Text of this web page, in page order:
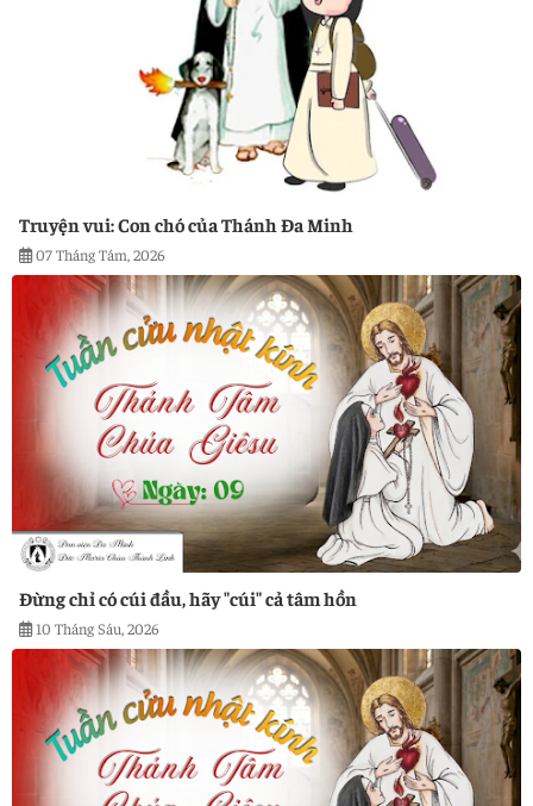
Truyện vui: Con chó của Thánh Đa Minh
07 Tháng Tám, 2026
Đừng chỉ có cúi đầu, hãy "cúi" cả tâm hồn
10 Tháng Sáu, 2026